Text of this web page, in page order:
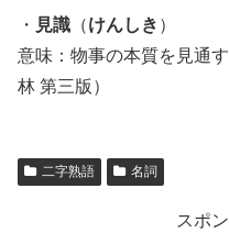
・ 見識 （けんしき ）
意味：物事の本質を見通
林 第三版）
二字熟語 名詞
スポ